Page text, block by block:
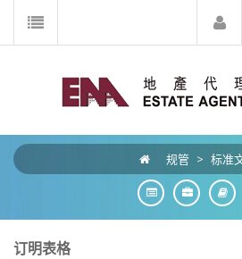
规管 > 标准
订明表格